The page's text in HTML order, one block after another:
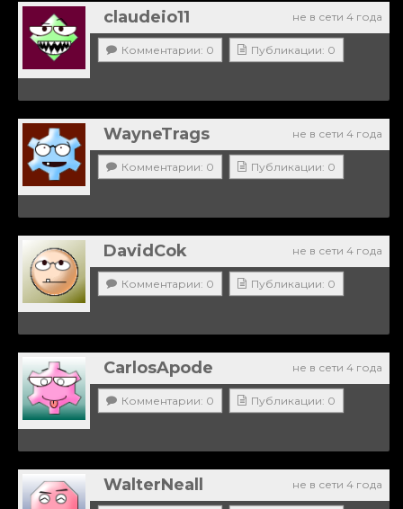
не в сети 4 года
claudeio11
Комментарии: 0 Публикации: 0
не в сети 4 года
WayneTrags
Комментарии: 0 Публикации: 0
не в сети 4 года
DavidCok
Комментарии: 0 Публикации: 0
не в сети 4 года
CarlosApode
Комментарии: 0 Публикации: 0
не в сети 4 года
WalterNeall